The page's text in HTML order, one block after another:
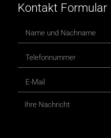
Kontakt Formular